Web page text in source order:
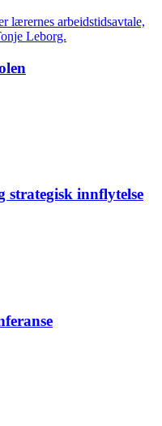
lærernes arbeidstidsavtale,
Leborg.
strategisk innflytelse